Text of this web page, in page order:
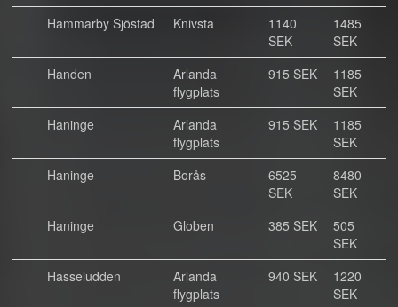
Hammarby Sjöstad
Knivsta
1140
SEK
1485
SEK
Handen
Arlanda
flygplats
915 SEK
1185
SEK
Haninge
Arlanda
flygplats
915 SEK
1185
SEK
Haninge
Borås
6525
SEK
8480
SEK
Haninge
Globen 385 SEK
505
SEK
Hasseludden
Arlanda
flygplats
940 SEK
1220
SEK